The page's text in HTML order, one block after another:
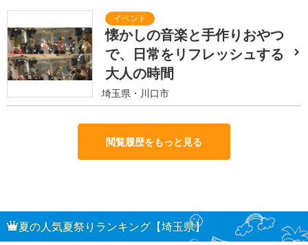
懐かしの音楽と手作りおやつ
で、日常をリフレッシュする
大人の時間
埼玉県・川口市
閲覧履歴をもっと見る
夏の人気夏祭りランキング【埼玉県】